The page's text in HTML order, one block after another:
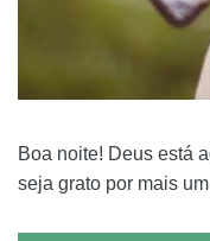
Boa noite! Deus está
seja grato por mais